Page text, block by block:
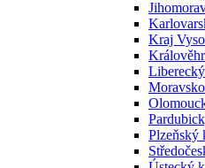
Kraj
Plzeňský